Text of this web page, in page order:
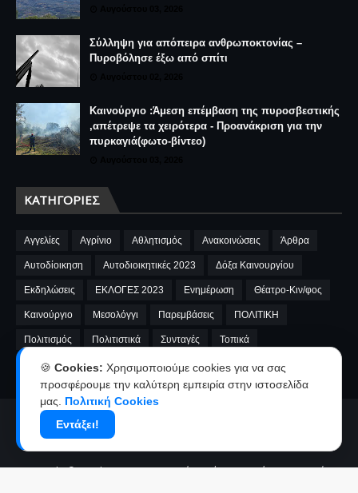
Σύλληψη για απόπειρα ανθρωποκτονίας –
Πυροβόλησε έξω από σπίτι
Καινούργιο :Άμεση επέμβαση της πυροσβεστικής
,απέτρεψε τα χειρότερα - Προανάκριση για την
πυρκαγιά(φωτο-βίντεο)
ΚΑΤΗΓΟΡΊΕΣ
Αγγελίες Αγρίνιο Αθλητισμός Ανακοινώσεις Άρθρα
Αυτοδίοικηση Αυτοδιοικητικές 2023 Δόξα Καινουργίου
Εκδηλώσεις ΕΚΛΟΓΕΣ 2023 Ενημέρωση Θέατρο-Κιν/φος
Καινούργιο Μεσολόγγι Παρεμβάσεις ΠΟΛΙΤΙΚΗ
Πολιτισμός Πολιτιστικά Συνταγές Τοπικά
A.E.Καινουργίου cinema Fnews market video
Αρχική Ταυτότητα
Copyright ©2026kainourgiopress-Νέα από το Καινούργιο,το Αγρίνιο
🍪 Cookies: Χρησιμοποιούμε cookies για να σας
προσφέρουμε την καλύτερη εμπειρία στην ιστοσελίδα
μας. Πολιτική Cookies
Εντάξει!